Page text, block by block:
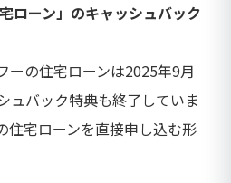
ローン」のキャッシュバック
ーの住宅ローンは2025年9月
ュバック特典も終了していま
住宅ローンを直接申し込む形